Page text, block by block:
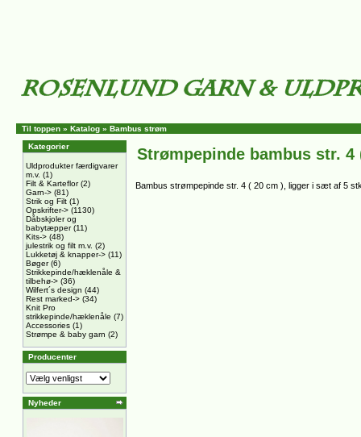
Til toppen » Katalog » Bambus strøm
Kategorier
Uldprodukter færdigvarer
m.v. (1)
Filt & Karteflor(2)
Garn-> (81)
Strik og Filt (1)
Opskrifter-> (1130)
Dåbskjoler og
babytæpper(11)
Kits-> (48)
julestrik og filt m.v. (2)
Lukketøj & knapper-> (11)
Bøger(6)
Strikkepinde/hæklenåle &
tilbehø-> (36)
Wilfert´s design (44)
Rest marked-> (34)
Knit Pro
strikkepinde/hæklenåle (7)
Accessories (1)
Strømpe & baby garn (2)
Producenter
Nyheder
Strømpepinde bambus str. 4
Bambus strømpepinde str. 4 ( 20 cm ), ligger i sæt af 5